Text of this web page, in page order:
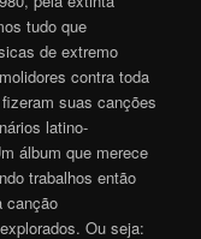
tudo que
de extremo
contra toda
suas canções
latino-
álbum que merece
trabalhos então
canção
Ou seja: